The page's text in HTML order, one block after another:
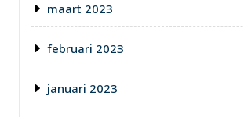
maart 2023
februari 2023
januari 2023